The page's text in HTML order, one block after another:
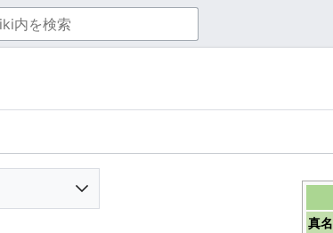
真名